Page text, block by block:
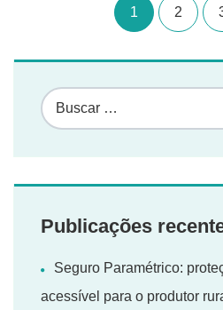
1 2
Publicações
Seguro Paramétrico:
acessível para o produtor